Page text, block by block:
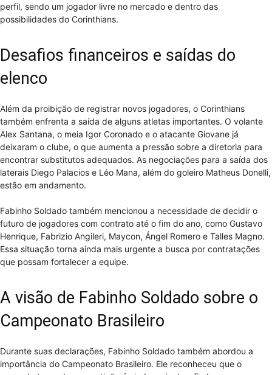
perfil, sendo um jogador livre no mercado e dentro das
possibilidades do Corinthians.
Desafios financeiros e saídas do
elenco
Além da proibição de registrar novos jogadores, o Corinthians
também enfrenta a saída de alguns atletas importantes. O volante
Alex Santana, o meia Igor Coronado e o atacante Giovane já
deixaram o clube, o que aumenta a pressão sobre a diretoria para
encontrar substitutos adequados. As negociações para a saída dos
laterais Diego Palacios e Léo Mana, além do goleiro Matheus Donelli,
estão em andamento.
Fabinho Soldado também mencionou a necessidade de decidir o
futuro de jogadores com contrato até o fim do ano, como Gustavo
Henrique, Fabrizio Angileri, Maycon, Ángel Romero e Talles Magno.
Essa situação torna ainda mais urgente a busca por contratações
que possam fortalecer a equipe.
A visão de Fabinho Soldado sobre o
Campeonato Brasileiro
Durante suas declarações, Fabinho Soldado também abordou a
importância do Campeonato Brasileiro. Ele reconheceu que o